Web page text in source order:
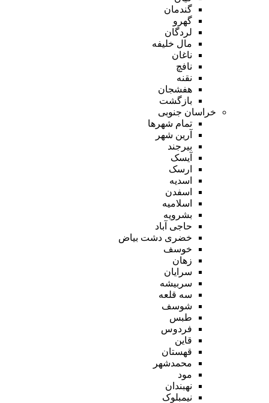
گندمان
گهرو
لردگان
مال خلیفه
ناغان
نافچ
نقنه
هفشجان
بازگشت
خراسان جنوبی
تمام شهر‌ها
آرین شهر
بیرجند
آیسک
ارسک
اسدیه
اسفدن
اسلامیه
بشرویه
حاجی آباد
خضری دشت بیاض
خوسف
زهان
سرایان
سربیشه
سه قلعه
شوسف
طبس
فردوس
قاین
قهستان
محمدشهر
مود
نهبندان
نیمبلوک